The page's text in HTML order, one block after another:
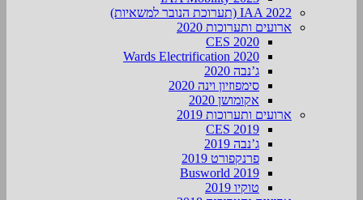
IAA 2022 (תערוכת הנובר למשאיות)
ארועים ותערוכות 2020
CES 2020
Wards Electrification 2020
ג’נבה 2020
סימפוזיון וינה 2020
אקומושן 2020
ארועים ותערוכות 2019
CES 2019
ג’נבה 2019
פרנקפורט 2019
Busworld 2019
טוקיו 2019